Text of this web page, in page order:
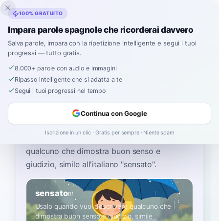
Inklingo
Home› Spagnolo›Italian
Come si dice "sensato"
in spagnolo
La parola spagnola più comune per“sensato”
usalo quando vuoi descrivere
qualcuno che dimostra buon senso e
giudizio, simile all'italiano "sensato".
sensatoB1
Usalo quando vuoi descrivere qualcuno che
dimostra buon senso e giudizio, simile
100% GRATUITO
Impara parole spagnole che ricorderai davvero
Salva parole, impara con la ripetizione intelligente e segui i tuoi
progressi — tutto gratis.
8.000+ parole con audio e immagini
Ripasso intelligente che si adatta a te
Segui i tuoi progressi nel tempo
Continua con Google
Iscrizione in un clic · Gratis per sempre · Niente spam